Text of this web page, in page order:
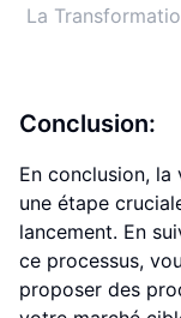
La
Conclusion:
En conclusion,
une étape
lancement. En
ce processus,
proposer des